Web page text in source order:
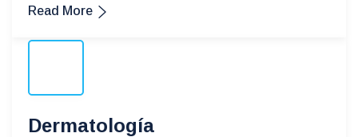
Read More
Dermatología